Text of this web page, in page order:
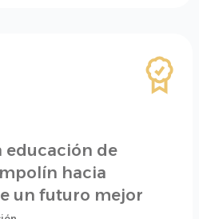
educación de
hacia
un futuro mejor